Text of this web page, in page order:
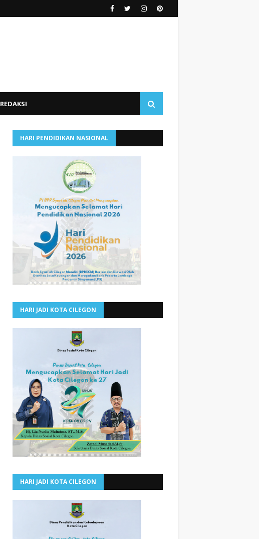
REDAKSI
HARI PENDIDIKAN NASIONAL
HARI JADI KOTA CILEGON
HARI JADI KOTA CILEGON